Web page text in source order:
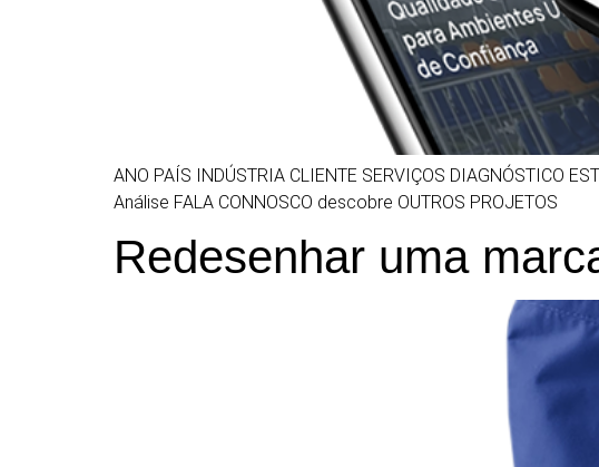
ANO PAÍS INDÚSTRIA CLIENTE SERVIÇOS DIAGNÓSTICO
Análise FALA CONNOSCO descobre OUTROS PROJETOS
Redesenhar uma